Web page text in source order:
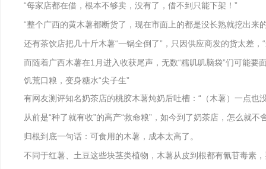
“每家店都在借，根本不够卖，没有了，借不到只能下架！”
“整个广西的黄木薯都断货了，现在市面上的都是没长熟就挖出来
还有茶饮店把几十斤木薯“一锅全倒了”，只因供应商发的货太差
而随着广西木薯在1月进入收获尾声，无数“糯叽叽脑袋”们可能
饥荒口粮，变身糖水“尖子生”
有网友测评知名奶茶店的桃胶木薯炖奶后吐槽：“（木薯）一点也
从前是“种了就有收”的高产“救命粮”，如今到了奶茶店，怎么就不
归根到底一句话：可食用的木薯，成本太高了。
不同于红薯、土豆这些块茎类植物，木薯从皮到根都有氰苷毒素